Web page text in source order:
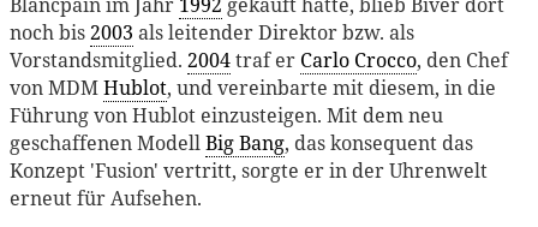
noch bis2003 als leitender Direktor bzw. als
Vorstandsmitglied. 2004traf er Carlo Crocco, den Chef
von MDMHublot, und vereinbarte mit diesem, in die
Führung von Hublot einzusteigen. Mit dem neu
geschaffenen ModellBig Bang, das konsequent das
Konzept 'Fusion' vertritt, sorgte er in der Uhrenwelt
erneut für Aufsehen.